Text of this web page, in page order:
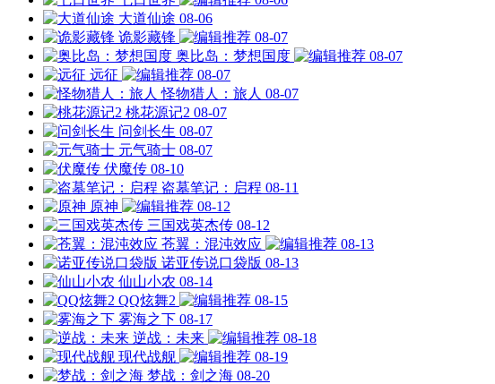
大道仙途 08-06
诡影藏锋
08-07
奥比岛：梦想国度
08-07
远征
08-07
怪物猎人：旅人 08-07
桃花源记2 08-07
问剑长生 08-07
元气骑士 08-07
伏魔传 08-10
盗墓笔记：启程 08-11
原神
08-12
三国戏英杰传 08-12
苍翼：混沌效应
08-13
诺亚传说口袋版 08-13
仙山小农 08-14
QQ炫舞2
08-15
雾海之下 08-17
逆战：未来
08-18
现代战舰
08-19
梦战：剑之海 08-20